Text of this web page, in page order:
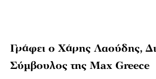
Γράφει ο Χάρης Λαούδης,
Σύμβουλος της Max Greece